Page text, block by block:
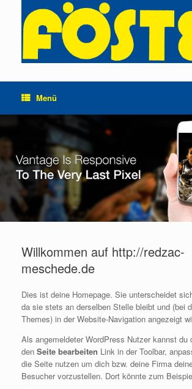
springen
Menü
Willkommen auf http://redzac-
meschede.de
Dies ist deine Homepage. Sie unterscheidet
da sie stets an derselben Stelle bleibt und (bei
Themes) in der Website-Navigation angezeigt
Als angemeldeter WordPress Nutzer kannst du
den Seite bearbeiten Link in der Toolbar,
die Seite nutzen um dich bzw. deine Firma
Besucher vorzustellen. Dort könnte zum